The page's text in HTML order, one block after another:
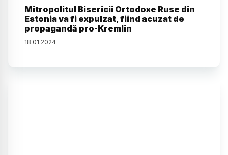
Mitropolitul Bisericii Ortodoxe Ruse din
Estonia va fi expulzat, fiind acuzat de
propagandă pro-Kremlin
18.01.2024